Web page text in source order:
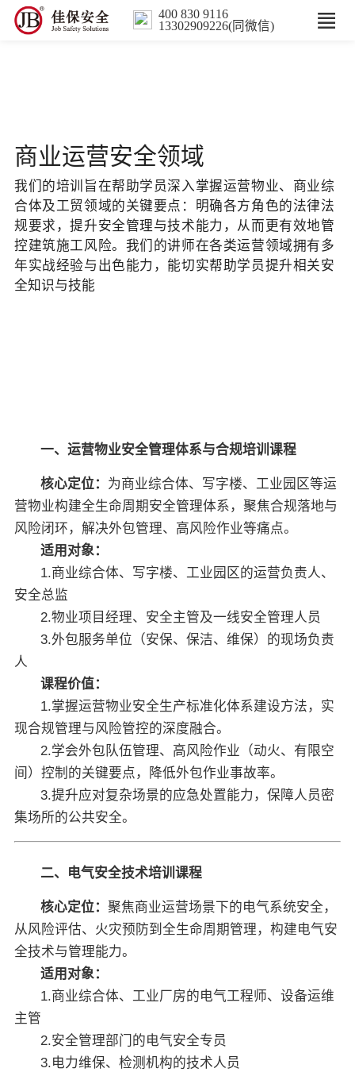
400 830 9116
13302909226(同微信)
数智解决方案
行业案例
培训
人力服务
EN
商业运营安全领域
我们的培训旨在帮助学员深入掌握运营物业、商业综
合体及工贸领域的关键要点：明确各方角色的法律法
规要求，提升安全管理与技术能力，从而更有效地管
控建筑施工风险。我们的讲师在各类运营领域拥有多
年实战经验与出色能力，能切实帮助学员提升相关安
全知识与技能
一、运营物业安全管理体系与合规培训课程
核心定位： 为商业综合体、写字楼、工业园区等运
营物业构建全生命周期安全管理体系，聚焦合规落地与
风险闭环，解决外包管理、高风险作业等痛点。
适用对象：
1.商业综合体、写字楼、工业园区的运营负责人、
安全总监
2.物业项目经理、安全主管及一线安全管理人员
3.外包服务单位（安保、保洁、维保）的现场负责
人
课程价值：
1.掌握运营物业安全生产标准化体系建设方法，实
现合规管理与风险管控的深度融合。
2.学会外包队伍管理、高风险作业（动火、有限空
间）控制的关键要点，降低外包作业事故率。
3.提升应对复杂场景的应急处置能力，保障人员密
集场所的公共安全。
二、电气安全技术培训课程
核心定位：聚焦商业运营场景下的电气系统安全，
从风险评估、火灾预防到全生命周期管理，构建电气安
全技术与管理能力。
适用对象：
1.商业综合体、工业厂房的电气工程师、设备运维
主管
2.安全管理部门的电气安全专员
3.电力维保、检测机构的技术人员